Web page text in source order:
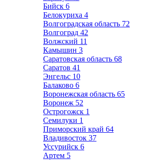
Бийск 6
Белокуриха 4
Волгоградская область 72
Волгоград 42
Волжский 11
Камышин 3
Саратовская область 68
Саратов 41
Энгельс 10
Балаково 6
Воронежская область 65
Воронеж 52
Острогожск 1
Семилуки 1
Приморский край 64
Владивосток 37
Уссурийск 6
Артем 5